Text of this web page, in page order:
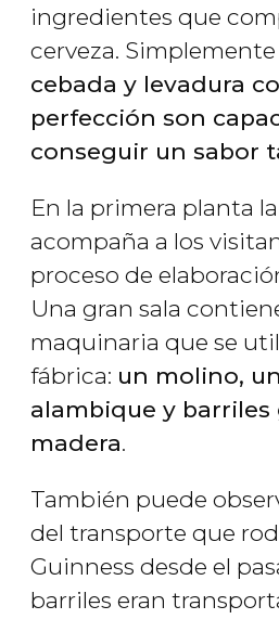
ingredientes que
cerveza. Simplemente
cebada y levadura
perfección son
conseguir un sabor
En la primera planta
acompaña a los
proceso de
Una gran sala
maquinaria que se
fábrica: un molino,
alambique y
madera.
También puede
del transporte que
Guinness desde el
barriles eran